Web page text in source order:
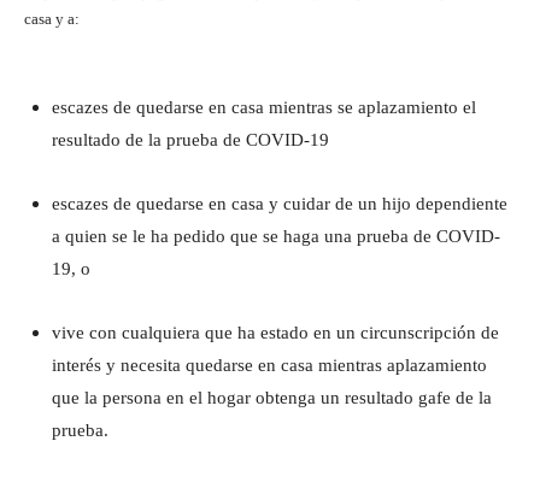
casa y a:
escazes de quedarse en casa mientras se aplazamiento el
resultado de la prueba de COVID-19
escazes de quedarse en casa y cuidar de un hijo dependiente
a quien se le ha pedido que se haga una prueba de COVID-
19, o
vive con cualquiera que ha estado en un circunscripción de
interés y necesita quedarse en casa mientras aplazamiento
que la persona en el hogar obtenga un resultado gafe de la
prueba.